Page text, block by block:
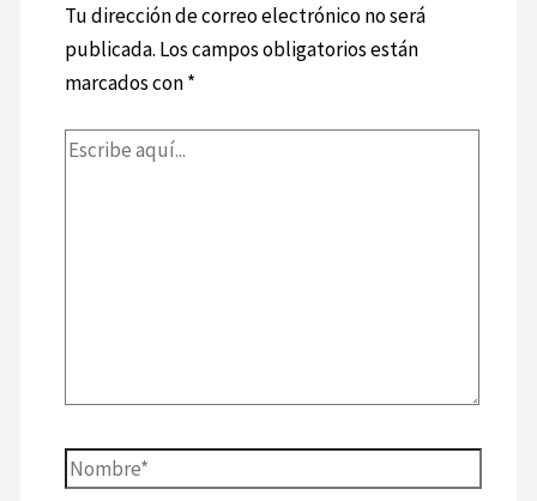
Tu dirección de correo electrónico no será
publicada. Los campos obligatorios están
marcados con*